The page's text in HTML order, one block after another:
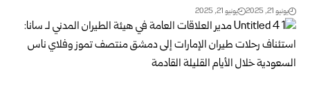
يونيو 21, 2025 يونيو 21, 2025